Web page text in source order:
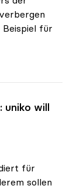
Beispiel für
uniko will
für
sollen